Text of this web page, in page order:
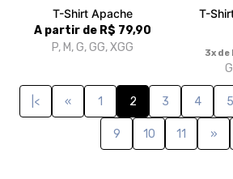
Bem-vindo à Imagine Ink, o seu destino
exclusivas e diferenciadas! Na Imagine
moda é uma forma de expressão e, por
coleção única de estampas que se
diversidade. Aqui você encontrará peças
personalidade e estilo. Cada estampa é
equipe de designers talentosos,
peças verdadeiramente únicas. Nossa
alegria para o seu guarda-roupa, ajudando
através de estampas que contam a sua